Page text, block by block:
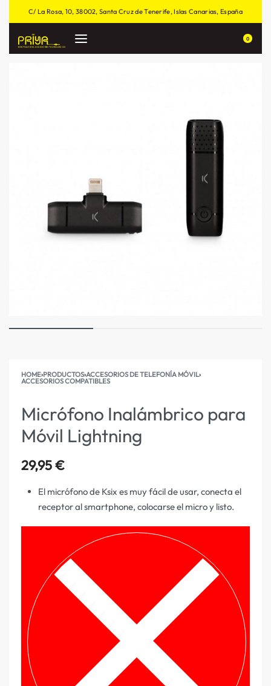
C/ La Rosa, 10, 38002, Santa Cruz de Tenerife, Islas Canarias, España
0
HOME›PRODUCTOS›ACCESORIOS DE TELEFONÍA MÓVIL›
ACCESORIOS COMPATIBLES
Micrófono Inalámbrico para
Móvil Lightning
29,95€
El micrófono de Ksix es muy fácil de usar, conecta el
receptor al smartphone, colocarse el micro y listo.